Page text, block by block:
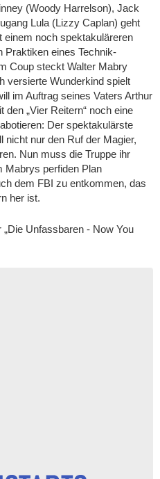
(Woody Harrelson), Jack
Lula (Lizzy Caplan) geht
einem noch spektakuläreren
Praktiken eines Technik-
Coup steckt Walter Mabry
versierte Wunderkind spielt
im Auftrag seines Vaters Arthur
„Vier Reitern“ noch eine
Der spektakulärste
nicht nur den Ruf der Magier,
Nun muss die Truppe ihr
Mabrys perfiden Plan
dem FBI zu entkommen, das
her ist.
Unfassbaren - Now You